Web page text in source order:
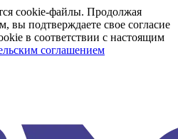
cookie-файлы. Продолжая
вы подтверждаете свое согласие
в соответствии с настоящим
соглашением